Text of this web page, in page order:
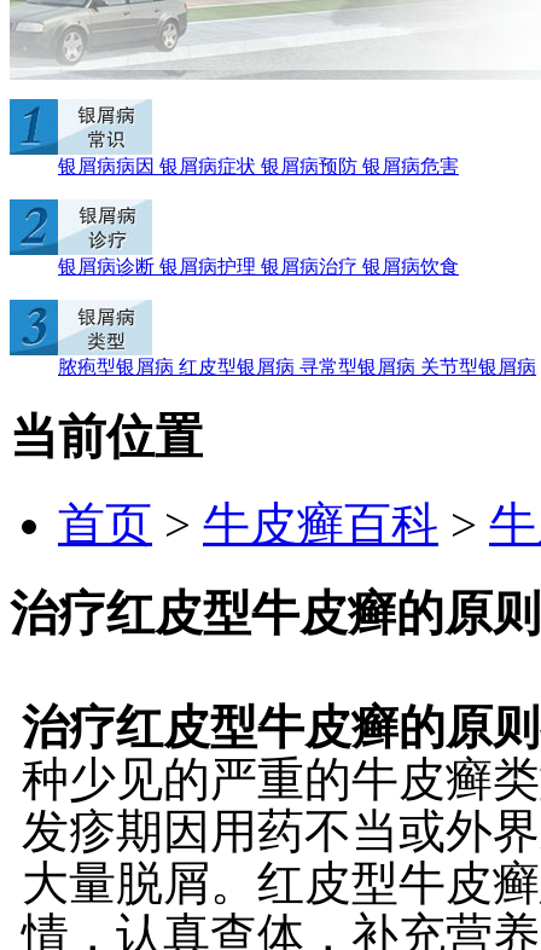
银屑病病因 银屑病症状 银屑病预防 银屑病危害
银屑病诊断 银屑病护理 银屑病治疗 银屑病饮食
脓疱型银屑病 红皮型银屑病 寻常型银屑病 关节型银屑病
当前位置
首页 > 牛皮癣百科 >
治疗红皮型牛皮癣的原
治疗红皮型牛皮癣的原
种少见的严重的牛皮癣
发疹期因用药不当或外
大量脱屑。红皮型牛皮
情，认真查体，补充营